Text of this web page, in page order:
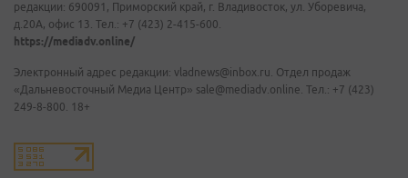
редакции: 690091, Приморский край, г. Владивосток, ул. Уборевича,
д.20А, офис 13. Тел.: +7 (423) 2-415-600.
https://mediadv.online/
Электронный адрес редакции: vladnews@inbox.ru. Отдел продаж
«Дальневосточный Медиа Центр» sale@mediadv.online. Тел.: +7 (423)
249-8-800. 18+